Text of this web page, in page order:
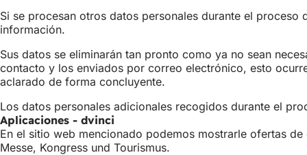
Si se procesan otros datos personales durante el
información.
Sus datos se eliminarán tan pronto como ya no sean
contacto y los enviados por correo electrónico, esto
aclarado de forma concluyente.
Los datos personales adicionales recogidos durante el
Aplicaciones - dvinci
En el sitio web mencionado podemos mostrarle ofertas
Messe, Kongress und Tourismus.